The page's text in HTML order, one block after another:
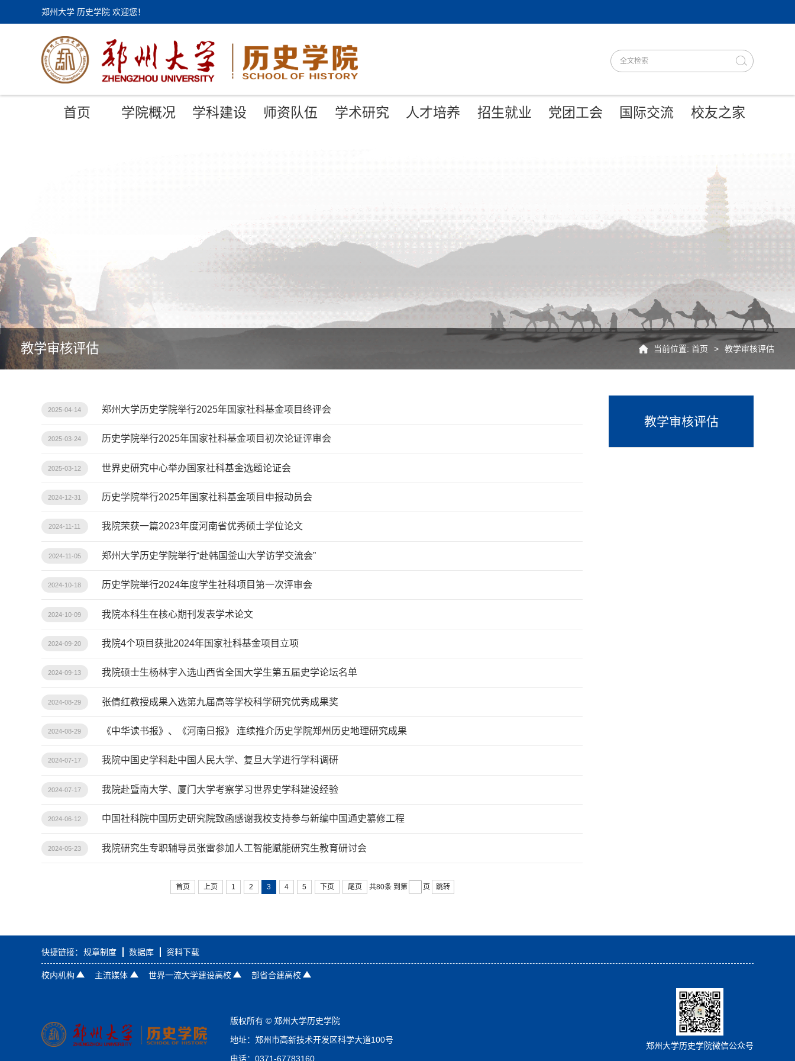
郑州大学 历史学院 欢迎您！
首页 学院概况 学科建设 师资队伍 学术研究 人才培养 招生就业 党团工会 国际交流 校友之家
教学审核评估 当前位置: 首页 > 教学审核评估
教学审核评估
2025-04-14 郑州大学历史学院举行2025年国家社科基金项目终评会
2025-03-24 历史学院举行2025年国家社科基金项目初次论证评审会
2025-03-12 世界史研究中心举办国家社科基金选题论证会
2024-12-31 历史学院举行2025年国家社科基金项目申报动员会
2024-11-11 我院荣获一篇2023年度河南省优秀硕士学位论文
2024-11-05 郑州大学历史学院举行“赴韩国釜山大学访学交流会”
2024-10-18 历史学院举行2024年度学生社科项目第一次评审会
2024-10-09 我院本科生在核心期刊发表学术论文
2024-09-20 我院4个项目获批2024年国家社科基金项目立项
2024-09-13 我院硕士生杨林宇入选山西省全国大学生第五届史学论坛名单
2024-08-29 张倩红教授成果入选第九届高等学校科学研究优秀成果奖
2024-08-29 《中华读书报》、《河南日报》 连续推介历史学院郑州历史地理研究成果
2024-07-17 我院中国史学科赴中国人民大学、复旦大学进行学科调研
2024-07-17 我院赴暨南大学、厦门大学考察学习世界史学科建设经验
2024-06-12 中国社科院中国历史研究院致函感谢我校支持参与新编中国通史纂修工程
2024-05-23 我院研究生专职辅导员张雷参加人工智能赋能研究生教育研讨会
首页 上页 1 2 3 4 5 下页 尾页 共80条 到第 页 跳转
快捷链接： 规章制度 数据库 资料下载
校内机构 主流媒体 世界一流大学建设高校 部省合建高校
版权所有 ©️ 郑州大学历史学院
地址：郑州市高新技术开发区科学大道100号
电话：0371-67783160
郑州大学历史学院微信公众号